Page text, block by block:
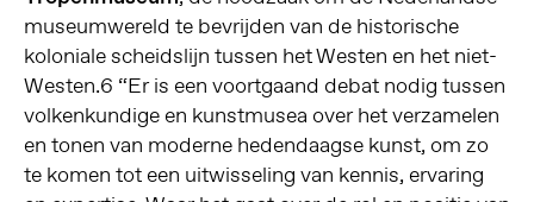
museumwereld te bevrijden van de historische
koloniale scheidslijn tussen het Westen en het niet-
Westen.6 “Er is een voortgaand debat nodig tussen
volkenkundige en kunstmusea over het verzamelen
en tonen van moderne hedendaagse kunst, om zo
te komen tot een uitwisseling van kennis, ervaring